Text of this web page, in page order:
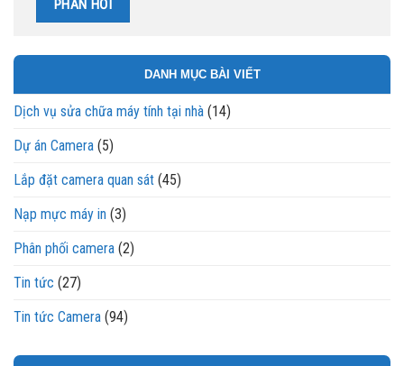
DANH MỤC BÀI VIẾT
Dịch vụ sửa chữa máy tính tại nhà (14)
Dự án Camera (5)
Lắp đặt camera quan sát (45)
Nạp mực máy in (3)
Phân phối camera (2)
Tin tức (27)
Tin tức Camera (94)